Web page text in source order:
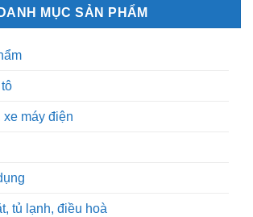
DANH MỤC SẢN PHẨM
xe máy điện
tủ lạnh, điều hoà